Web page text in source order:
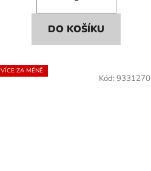
DO KOŠÍKU
VÍCE ZA MÉNĚ
Kód: 9331270